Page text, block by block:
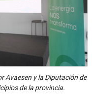
Avaesen y la Diputación de
de la provincia.